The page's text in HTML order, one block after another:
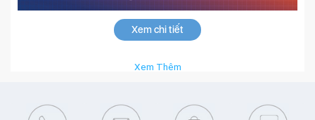
Xem chi tiết
Xem Thêm